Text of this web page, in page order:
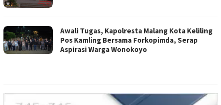
Awali Tugas, Kapolresta Malang Kota Keliling
Pos Kamling Bersama Forkopimda, Serap
Aspirasi Warga Wonokoyo